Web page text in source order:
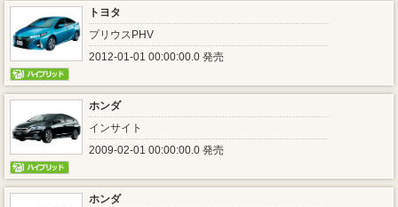
トヨタ
プリウスPHV
2012-01-01 00:00:00.0 発売
ホンダ
インサイト
2009-02-01 00:00:00.0 発売
ホンダ